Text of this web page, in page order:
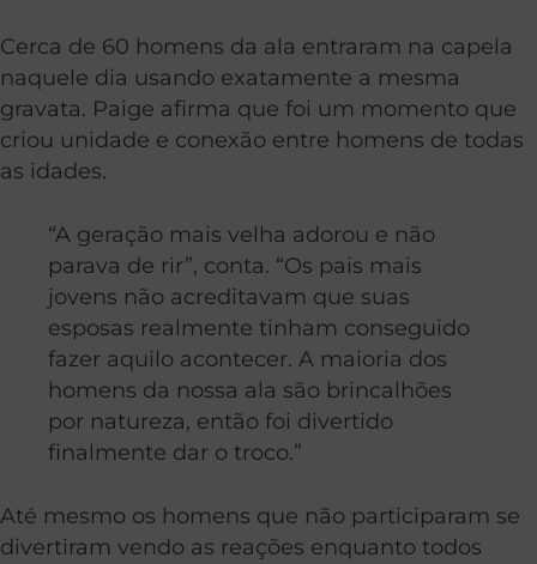
Cerca de 60 homens da ala entraram na capela
naquele dia usando exatamente a mesma
gravata. Paige afirma que foi um momento que
criou unidade e conexão entre homens de todas
as idades.
“A geração mais velha adorou e não
parava de rir”, conta. “Os pais mais
jovens não acreditavam que suas
esposas realmente tinham conseguido
fazer aquilo acontecer. A maioria dos
homens da nossa ala são brincalhões
por natureza, então foi divertido
finalmente dar o troco.”
Até mesmo os homens que não participaram se
divertiram vendo as reações enquanto todos